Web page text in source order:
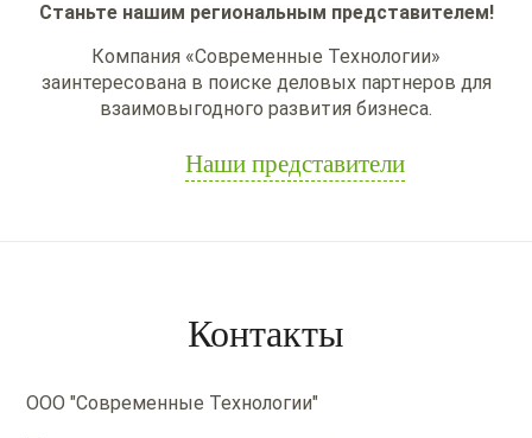
Станьте нашим региональным представителем!
Компания «Современные Технологии»
заинтересована в поиске деловых партнеров для
взаимовыгодного развития бизнеса.
Наши представители
Контакты
ООО "Современные Технологии"